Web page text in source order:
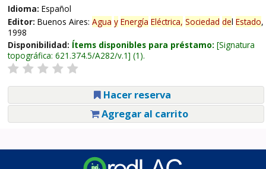
Idioma: Español
Editor: Buenos Aires: Agua y Energía Eléctrica, Sociedad del Estado,
1998
Disponibilidad: Ítems disponibles para préstamo: Signatura
topográfica: 621.374.5/A282/v.1 (1).
Hacer reserva
Agregar al carrito